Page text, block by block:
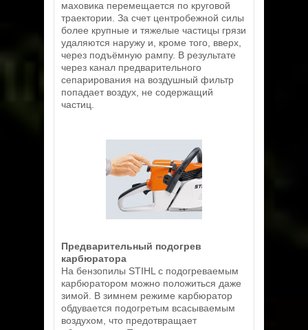
маховика перемещается по круговой
траектории. За счет центробежной силы
более крупные и тяжелые частицы грязи
удаляются наружу и, кроме того, вверх,
через подъёмную рампу. В результате
через канал предварительного
сепарирования на воздушный фильтр
попадает воздух, не содержащий
частиц.
Предварительный подогрев
карбюратора
На бензопилы STIHL с подогреваемым
карбюратором можно положиться даже
зимой. В зимнем режиме карбюратор
обдувается подогретым всасываемым
воздухом, что предотвращает